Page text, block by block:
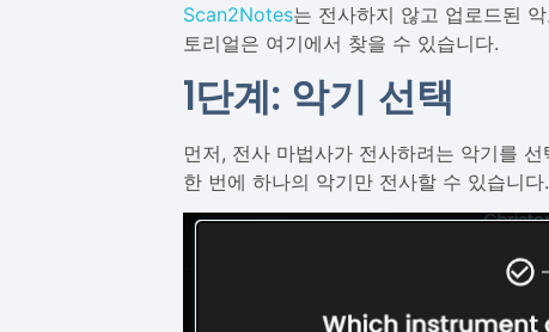
Scan2Notes는 전사하지 않고 업로드된
토리얼은 여기에서 찾을 수 있습니다.
1단계: 악기 선택
먼저, 전사 마법사가 전사하려는 악기를
한 번에 하나의 악기만 전사할 수 있습니다.